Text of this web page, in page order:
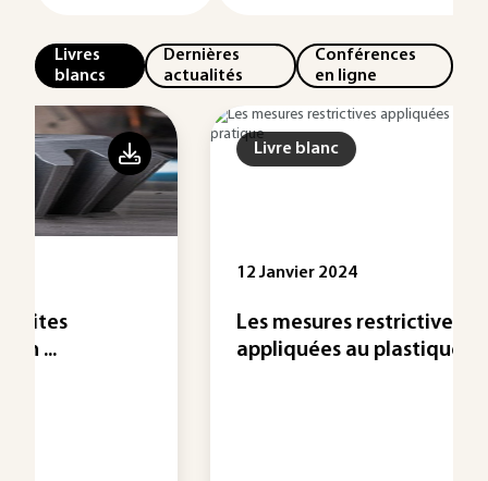
Livres
blancs
Dernières
actualités
Conférences
en ligne
Livre blanc
Les mesures restrictives
appliquées au plastique - ...